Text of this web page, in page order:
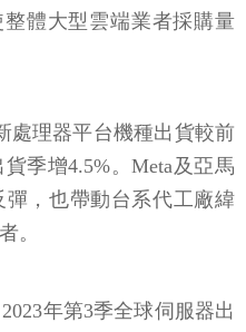
體大型雲端業者採購量
處理器平台機種出貨較前
季增4.5%。Meta及亞馬
，也帶動台系代工廠緯
。
年第3季全球伺服器出